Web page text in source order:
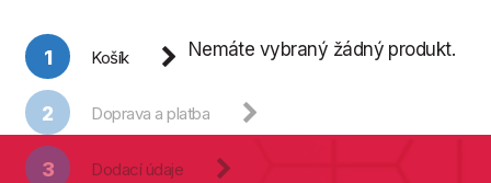
1 Košík
2 Doprava a platba
3 Dodací údaje
Nemáte vybraný žádný produkt.